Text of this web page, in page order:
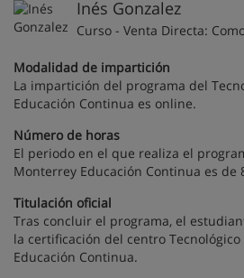
Inés Gonzalez
Curso - Venta Directa:
Modalidad de impartición
La impartición del programa del
Educación Continua es online.
Número de horas
El periodo en el que realiza el
Monterrey Educación Continua es de
Titulación oficial
Tras concluir el programa, el
la certificación del centro
Educación Continua.